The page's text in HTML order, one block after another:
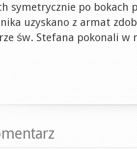
symetrycznie po bokach
uzyskano z armat
św. Stefana pokonali w